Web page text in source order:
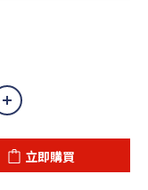
立即購買